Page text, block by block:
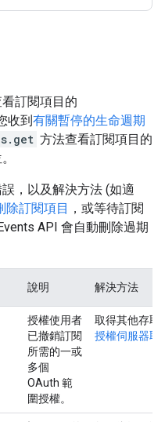
訂閱項目的
收到有關暫停的生命週期
方法查看訂閱項目的
，以及解決方法 (如適
除訂閱項目 ，或等待訂閱
API 會自動刪除過期
說明 解決方法
授權使用者
已撤銷訂閱
所需的一或
多個
OAuth 範
圍授權。
取得其他存取
授權伺服器取